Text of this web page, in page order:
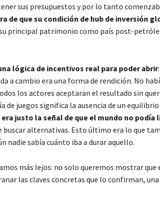
sus presupuestos y por lo tanto
de que su condición de hub de inversión
principal patrimonio como país post-
lógica de incentivos real para poder abrir
a cambio era una forma de rendición. No
los actores aceptaran el resultado sin
de juegos significa la ausencia de un
justo la señal de que el mundo no podía
buscar alternativas. Esto último era lo que
nadie sabía cuánto iba a durar aquello.
más lejos: no solo queremos mostrar
las claves concretas que lo confirman, una